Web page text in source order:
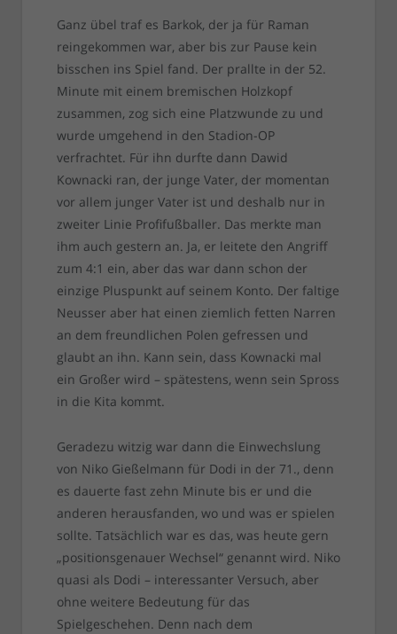
Ganz übel traf es Barkok, der ja für Raman
reingekommen war, aber bis zur Pause kein
bisschen ins Spiel fand. Der prallte in der 52.
Minute mit einem bremischen Holzkopf
zusammen, zog sich eine Platzwunde zu und
wurde umgehend in den Stadion-OP
verfrachtet. Für ihn durfte dann Dawid
Kownacki ran, der junge Vater, der momentan
vor allem junger Vater ist und deshalb nur in
zweiter Linie Profifußballer. Das merkte man
ihm auch gestern an. Ja, er leitete den Angriff
zum 4:1 ein, aber das war dann schon der
einzige Pluspunkt auf seinem Konto. Der faltige
Neusser aber hat einen ziemlich fetten Narren
an dem freundlichen Polen gefressen und
glaubt an ihn. Kann sein, dass Kownacki mal
ein Großer wird – spätestens, wenn sein Spross
in die Kita kommt.
Geradezu witzig war dann die Einwechslung
von Niko Gießelmann für Dodi in der 71., denn
es dauerte fast zehn Minute bis er und die
anderen herausfanden, wo und was er spielen
sollte. Tatsächlich war es das, was heute gern
„positionsgenauer Wechsel“ genannt wird. Niko
quasi als Dodi – interessanter Versuch, aber
ohne weitere Bedeutung für das
Spielgeschehen. Denn nach dem